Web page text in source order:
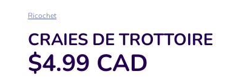
Ricochet
CRAIES DE TROTTOIRE
$4.99 CAD